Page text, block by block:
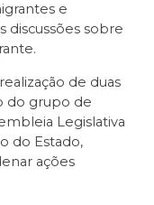
e
discussões sobre
de duas
do grupo de
Legislativa
do Estado,
ações